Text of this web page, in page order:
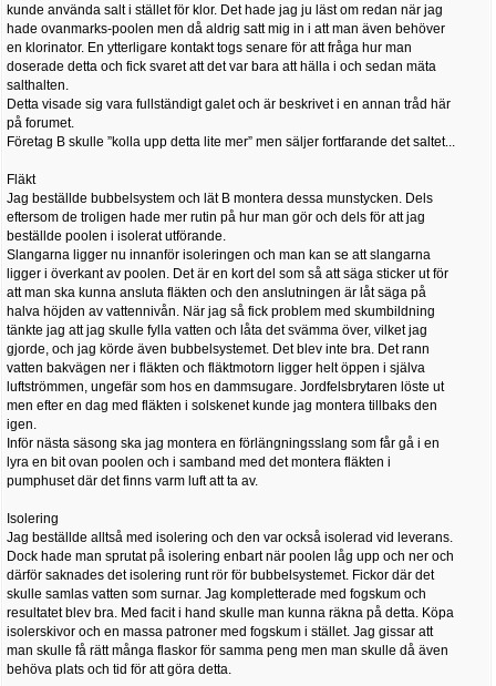
kunde använda salt i stället för klor. Det hade jag ju läst om redan när jag
hade ovanmarks-poolen men då aldrig satt mig in i att man även behöver
en klorinator. En ytterligare kontakt togs senare för att fråga hur man
doserade detta och fick svaret att det var bara att hälla i och sedan mäta
salthalten.
Detta visade sig vara fullständigt galet och är beskrivet i en annan tråd här
på forumet.
Företag B skulle ”kolla upp detta lite mer” men säljer fortfarande det saltet...
Fläkt
Jag beställde bubbelsystem och lät B montera dessa munstycken. Dels
eftersom de troligen hade mer rutin på hur man gör och dels för att jag
beställde poolen i isolerat utförande.
Slangarna ligger nu innanför isoleringen och man kan se att slangarna
ligger i överkant av poolen. Det är en kort del som så att säga sticker ut för
att man ska kunna ansluta fläkten och den anslutningen är låt säga på
halva höjden av vattennivån. När jag så fick problem med skumbildning
tänkte jag att jag skulle fylla vatten och låta det svämma över, vilket jag
gjorde, och jag körde även bubbelsystemet. Det blev inte bra. Det rann
vatten bakvägen ner i fläkten och fläktmotorn ligger helt öppen i själva
luftströmmen, ungefär som hos en dammsugare. Jordfelsbrytaren löste ut
men efter en dag med fläkten i solskenet kunde jag montera tillbaks den
igen.
Inför nästa säsong ska jag montera en förlängningsslang som får gå i en
lyra en bit ovan poolen och i samband med det montera fläkten i
pumphuset där det finns varm luft att ta av.
Isolering
Jag beställde alltså med isolering och den var också isolerad vid leverans.
Dock hade man sprutat på isolering enbart när poolen låg upp och ner och
därför saknades det isolering runt rör för bubbelsystemet. Fickor där det
skulle samlas vatten som surnar. Jag kompletterade med fogskum och
resultatet blev bra. Med facit i hand skulle man kunna räkna på detta. Köpa
isolerskivor och en massa patroner med fogskum i stället. Jag gissar att
man skulle få rätt många flaskor för samma peng men man skulle då även
behöva plats och tid för att göra detta.